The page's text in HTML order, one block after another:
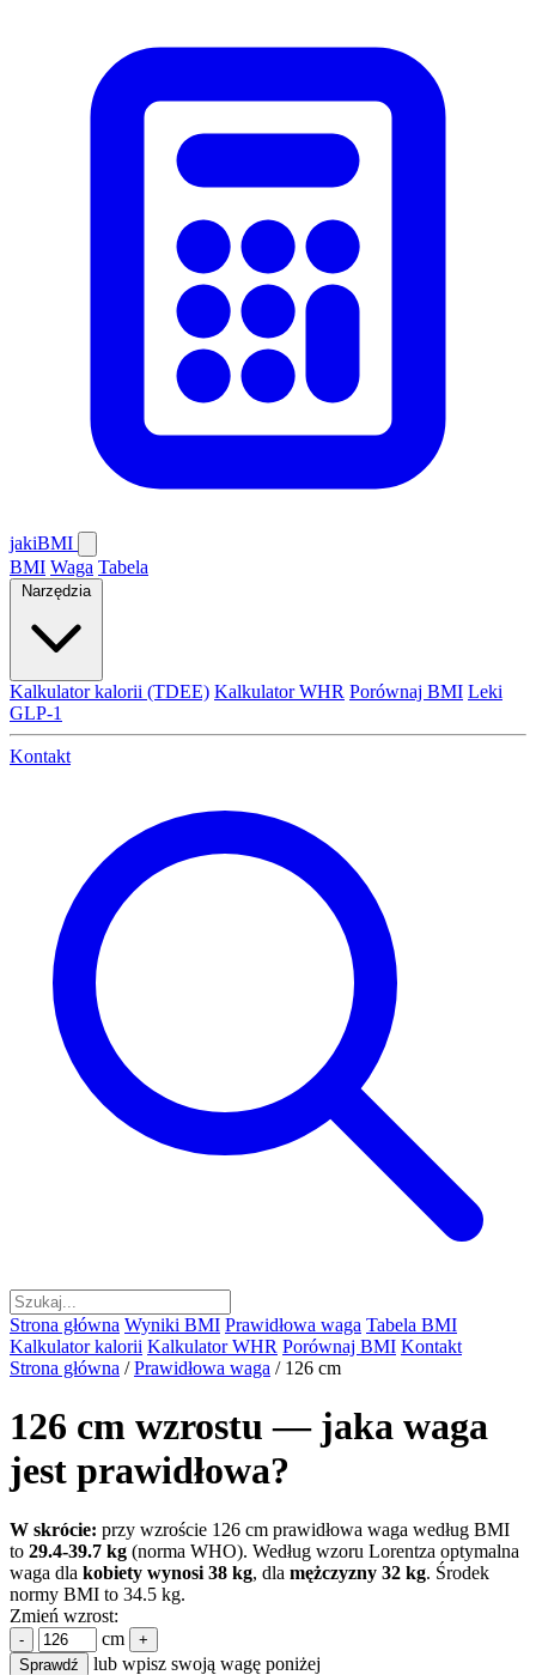
jakiBMI
BMI Waga Tabela
Narzędzia
Kalkulator kalorii (TDEE) Kalkulator WHR Porównaj BMI Leki
GLP-1
Kontakt
Strona główna Wyniki BMI Prawidłowa waga Tabela BMI
Kalkulator kalorii Kalkulator WHR Porównaj BMI Kontakt
Strona główna / Prawidłowa waga / 126 cm
126 cm wzrostu — jaka waga
jest prawidłowa?
W skrócie: przy wzroście 126 cm prawidłowa waga według BMI
to 29.4-39.7 kg (norma WHO). Według wzoru Lorentza optymalna
waga dla kobiety wynosi 38 kg, dla mężczyzny 32 kg. Środek
normy BMI to 34.5 kg.
Zmień wzrost:
- cm
+
Sprawdź
lub wpisz swoją wagę poniżej